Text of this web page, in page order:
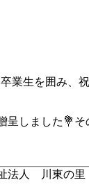
生を囲み、
しました💐
法人 川東の